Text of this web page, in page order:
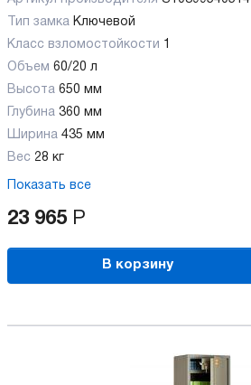
Тип замка Ключевой
Класс взломостойкости 1
Объем 60/20 л
Высота 650 мм
Глубина 360 мм
Ширина 435 мм
Вес 28 кг
Показать все
23 965 Р
В корзину